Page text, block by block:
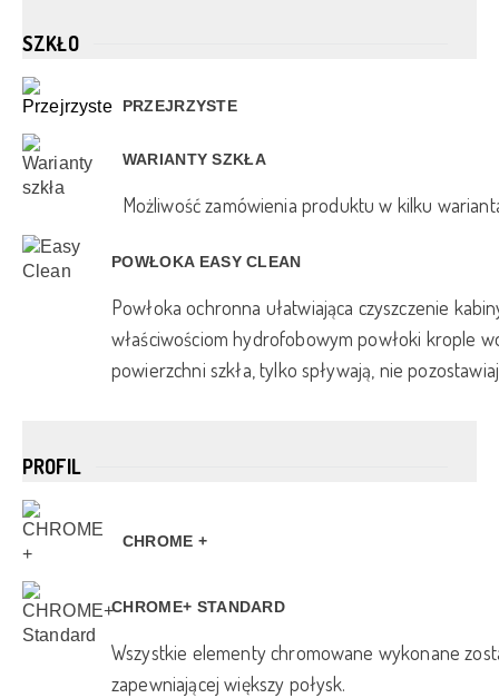
SZKŁO
PRZEJRZYSTE
WARIANTY SZKŁA
Możliwość zamówienia produktu w kilku
POWŁOKA EASY CLEAN
Powłoka ochronna ułatwiająca czyszczenie
właściwościom hydrofobowym powłoki krople
powierzchni szkła, tylko spływają, nie
PROFIL
CHROME +
CHROME+ STANDARD
Wszystkie elementy chromowane wykonane
zapewniającej większy połysk.